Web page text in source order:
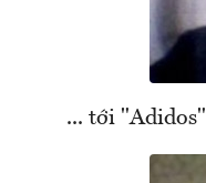
... tới